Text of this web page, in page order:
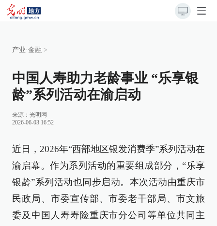
产业·金融 >
中国人寿助力老龄事业 “乐享银
龄”系列活动在渝启动
来源：光明网
2026-06-03 16:52
近日，2026年“西部地区银发消费季”系列活动在
渝启幕。作为系列活动的重要组成部分，“乐享
银龄”系列活动也同步启动。本次活动由重庆市
民政局、市委宣传部、市委老干部局、市文旅
委及中国人寿寿险重庆市分公司等单位共同主